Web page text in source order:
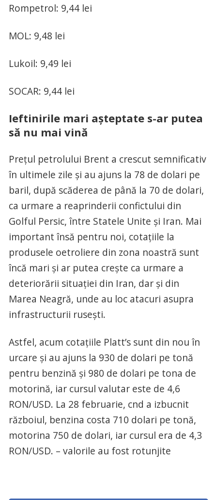
Rompetrol: 9,44 lei
MOL: 9,48 lei
Lukoil: 9,49 lei
SOCAR: 9,44 lei
Ieftinirile mari așteptate s-ar putea
să nu mai vină
Prețul petrolului Brent a crescut semnificativ
în ultimele zile și au ajuns la 78 de dolari pe
baril, după scăderea de până la 70 de dolari,
ca urmare a reaprinderii confictului din
Golful Persic, între Statele Unite și Iran. Mai
important însă pentru noi, cotațiile la
produsele oetroliere din zona noastră sunt
încă mari și ar putea crește ca urmare a
deteriorării situației din Iran, dar și din
Marea Neagră, unde au loc atacuri asupra
infrastructurii rusești.
Astfel, acum cotațiile Platt’s sunt din nou în
urcare și au ajuns la 930 de dolari pe tonă
pentru benzină și 980 de dolari pe tona de
motorină, iar cursul valutar este de 4,6
RON/USD. La 28 februarie, cnd a izbucnit
războiul, benzina costa 710 dolari pe tonă,
motorina 750 de dolari, iar cursul era de 4,3
RON/USD. – valorile au fost rotunjite